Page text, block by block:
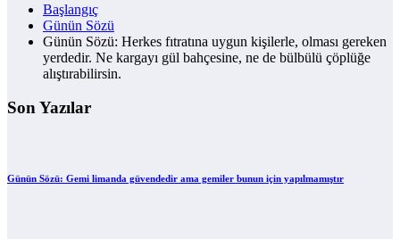
Başlangıç
Günün Sözü
Günün Sözü: Herkes fıtratına uygun kişilerle, olması gereken
yerdedir. Ne kargayı gül bahçesine, ne de bülbülü çöplüğe
alıştırabilirsin.
Son Yazılar
Günün Sözü: Gemi limanda güvendedir ama gemiler bunun için yapılmamıştır